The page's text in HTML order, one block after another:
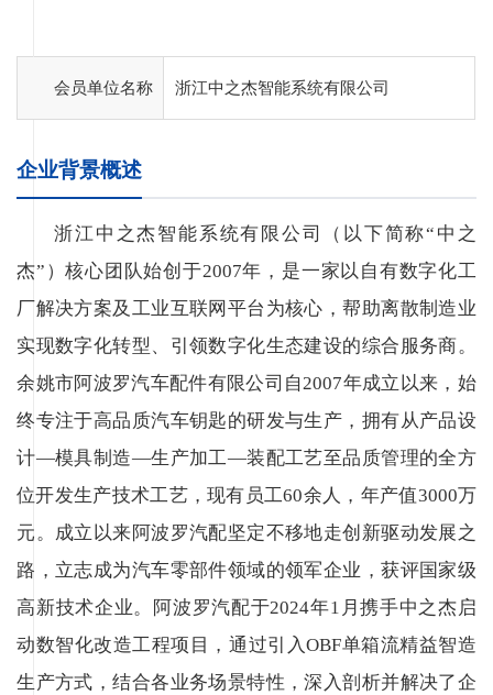
会员单位名称 浙江中之杰智能系统有限公司
企业背景概述
浙江中之杰智能系统有限公司（以下简称“中之
杰”）核心团队始创于2007年，是一家以自有数字化工
厂解决方案及工业互联网平台为核心，帮助离散制造业
实现数字化转型、引领数字化生态建设的综合服务商。
余姚市阿波罗汽车配件有限公司自2007年成立以来，始
终专注于高品质汽车钥匙的研发与生产，拥有从产品设
计—模具制造—生产加工—装配工艺至品质管理的全方
位开发生产技术工艺，现有员工60余人，年产值3000万
元。成立以来阿波罗汽配坚定不移地走创新驱动发展之
路，立志成为汽车零部件领域的领军企业，获评国家级
高新技术企业。阿波罗汽配于2024年1月携手中之杰启
动数智化改造工程项目，通过引入OBF单箱流精益智造
生产方式，结合各业务场景特性，深入剖析并解决了企